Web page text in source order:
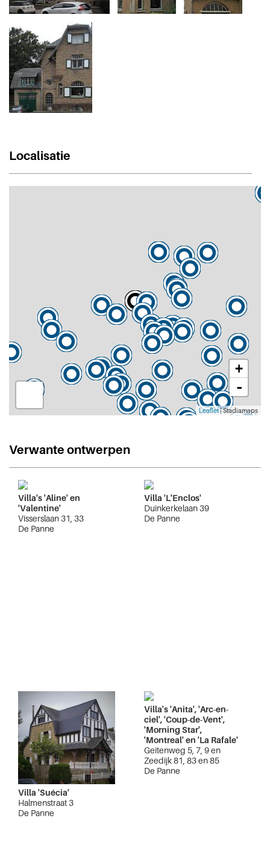
Localisatie
+
-
Leaflet| Stadiamaps
Verwante ontwerpen
Villa's 'Aline' en
'Valentine'
Visserslaan 31, 33
De Panne
Villa 'L'Enclos'
Duinkerkelaan 39
De Panne
Villa 'Suécia'
Halmenstraat 3
De Panne
Villa's 'Anita', 'Arc-en-
ciel', 'Coup-de-Vent',
'Morning Star',
'Montreal' en 'La Rafale'
Geitenweg 5, 7, 9 en
Zeedijk 81, 83 en 85
De Panne